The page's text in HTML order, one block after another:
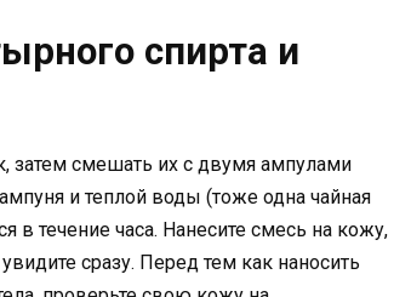
спирта и
затем смешать их с двумя ампулами
и теплой воды (тоже одна чайная
в течение часа. Нанесите смесь на кожу,
сразу. Перед тем как наносить